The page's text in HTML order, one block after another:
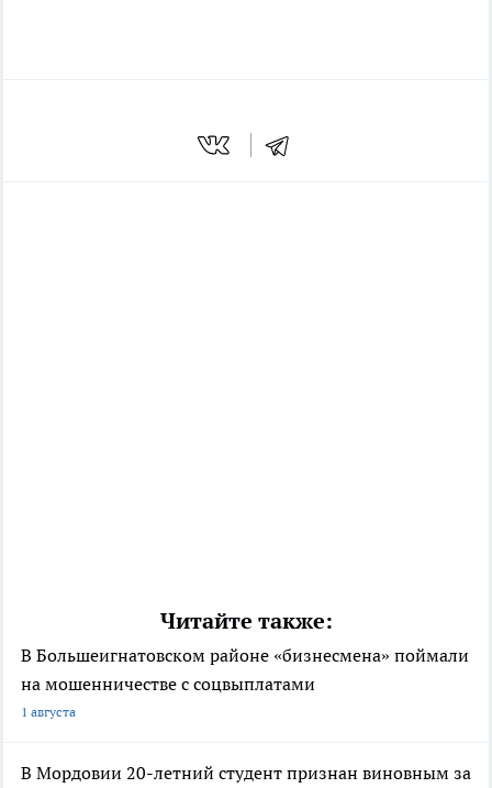
Читайте также:
В Большеигнатовском районе «бизнесмена» поймали
на мошенничестве с соцвыплатами
1 августа
В Мордовии 20-летний студент признан виновным за